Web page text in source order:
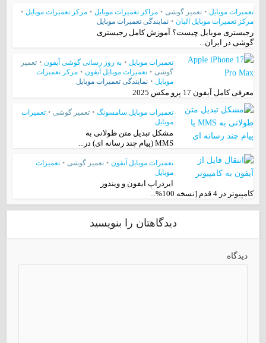
تعمیرات موبایل • تعمیر گوشی • مراکز تعمیرات موبایل • مرکز تعمیرات موبایل •
مرکز تعمیرات موبایل البان • نمایندگی تعمیرات موبایل
رجیستری موبایل چیست؟ آموزش کامل رجیستری
گوشی در ایران...
تعمیرات موبایل • به روز رسانی گوشی آیفون • تعمیر
گوشی • تعمیرات موبایل آیفون • مرکز تعمیرات
موبایل • نمایندگی تعمیرات موبایل
معرفی کامل آیفون 17 پرو مکس 2025
تعمیرات موبایل سامسونگ • تعمیر گوشی • تعمیرات
موبایل
مشکل تبدیل متن طولانی به
MMS (پیام چند رسانه ای) در...
تعمیرات موبایل آیفون • تعمیر گوشی • تعمیرات
موبایل
ایردراپ ایفون و ویندوز
کامپیوتر در 4 قدم [نسخه 100%...
دیدگاهتان را بنویسید
دیدگاه